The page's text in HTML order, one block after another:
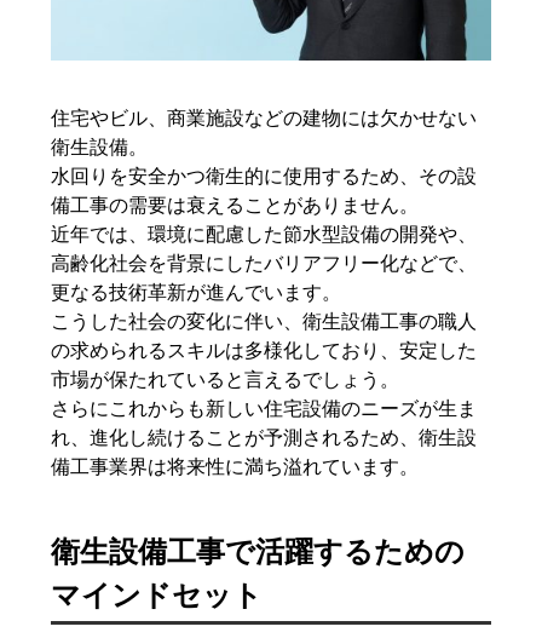
住宅やビル、商業施設などの建物には欠かせない
衛生設備。
水回りを安全かつ衛生的に使用するため、その設
備工事の需要は衰えることがありません。
近年では、環境に配慮した節水型設備の開発や、
高齢化社会を背景にしたバリアフリー化などで、
更なる技術革新が進んでいます。
こうした社会の変化に伴い、衛生設備工事の職人
の求められるスキルは多様化しており、安定した
市場が保たれていると言えるでしょう。
さらにこれからも新しい住宅設備のニーズが生ま
れ、進化し続けることが予測されるため、衛生設
備工事業界は将来性に満ち溢れています。
衛生設備工事で活躍するための
マインドセット